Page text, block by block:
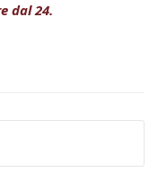
dal 24.